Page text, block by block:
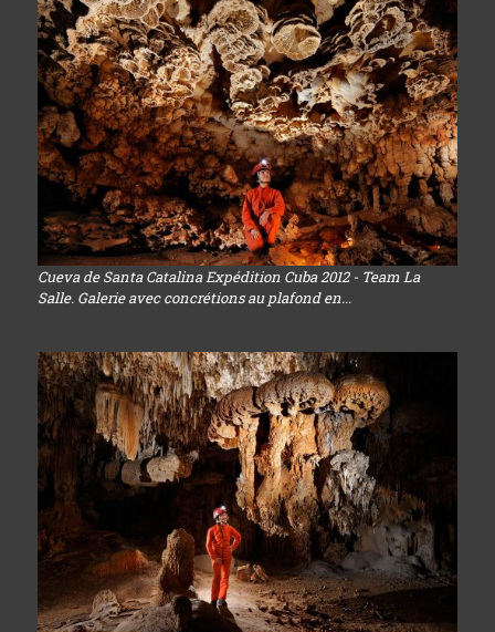
Cueva de Santa Catalina Expédition Cuba 2012 - Team La
Salle. Galerie avec concrétions au plafond en...